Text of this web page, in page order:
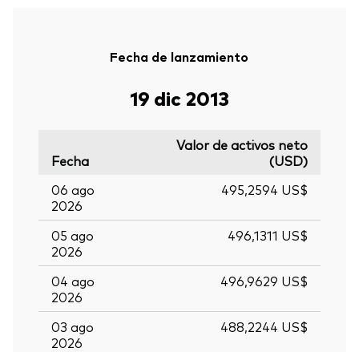
Fecha de lanzamiento
19 dic 2013
Fecha
Valor de activos neto
(USD)
06 ago
2026
495,2594 US$
05 ago
2026
496,1311 US$
04 ago
2026
496,9629 US$
03 ago
2026
488,2244 US$